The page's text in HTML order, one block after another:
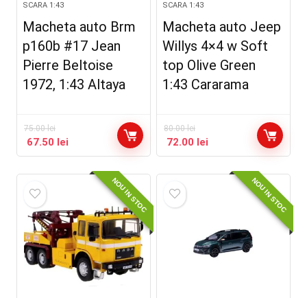
SCARA 1:43
Macheta auto Brm
p160b #17 Jean
Pierre Beltoise
1972, 1:43 Altaya
75.00lei
67.50 lei
SCARA 1:43
Macheta auto Jeep
Willys 4×4 w Soft
top Olive Green
1:43 Cararama
80.00lei
72.00 lei
NOU IN STOC NOU IN STOC